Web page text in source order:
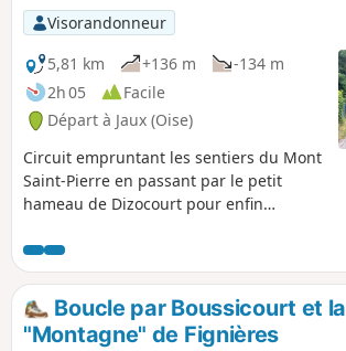
Visorandonneur
5,81 km
+136 m
-134 m
2h 05
Facile
Départ à Jaux (Oise)
Circuit empruntant les sentiers du Mont
Saint-Pierre en passant par le petit
hameau de Dizocourt pour enfin
Boucle par Boussicourt et la
"Montagne" de Fignières